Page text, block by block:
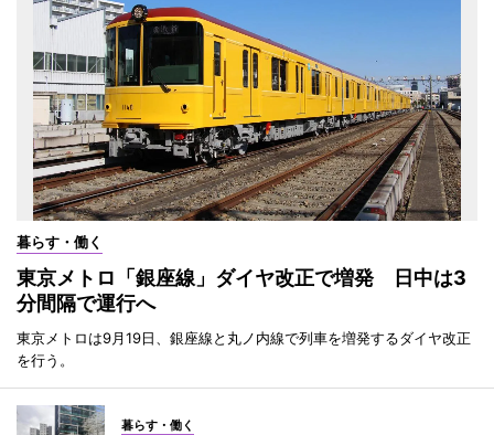
暮らす・働く
東京メトロ「銀座線」ダイヤ改正で増発 日中は3
分間隔で運行へ
東京メトロは9月19日、銀座線と丸ノ内線で列車を増発するダイヤ改正
を行う。
暮らす・働く